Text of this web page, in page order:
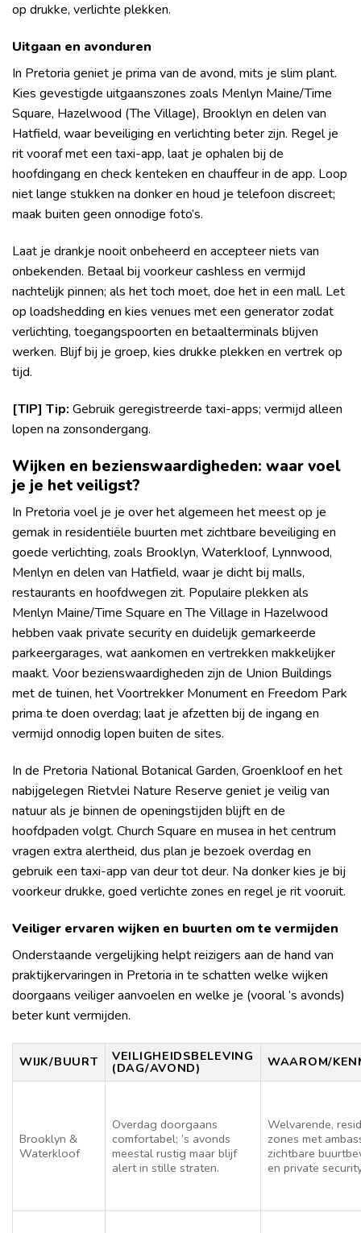
op drukke, verlichte plekken.
Uitgaan en avonduren
In Pretoria geniet je prima van de avond, mits je slim plant.
Kies gevestigde uitgaanszones zoals Menlyn Maine/Time
Square, Hazelwood (The Village), Brooklyn en delen van
Hatfield, waar beveiliging en verlichting beter zijn. Regel je
rit vooraf met een taxi-app, laat je ophalen bij de
hoofdingang en check kenteken en chauffeur in de app. Loop
niet lange stukken na donker en houd je telefoon discreet;
maak buiten geen onnodige foto’s.
Laat je drankje nooit onbeheerd en accepteer niets van
onbekenden. Betaal bij voorkeur cashless en vermijd
nachtelijk pinnen; als het toch moet, doe het in een mall. Let
op loadshedding en kies venues met een generator zodat
verlichting, toegangspoorten en betaalterminals blijven
werken. Blijf bij je groep, kies drukke plekken en vertrek op
tijd.
[TIP] Tip: Gebruik geregistreerde taxi-apps; vermijd alleen
lopen na zonsondergang.
Wijken en bezienswaardigheden: waar voel
je je het veiligst?
In Pretoria voel je je over het algemeen het meest op je
gemak in residentiële buurten met zichtbare beveiliging en
goede verlichting, zoals Brooklyn, Waterkloof, Lynnwood,
Menlyn en delen van Hatfield, waar je dicht bij malls,
restaurants en hoofdwegen zit. Populaire plekken als
Menlyn Maine/Time Square en The Village in Hazelwood
hebben vaak private security en duidelijk gemarkeerde
parkeergarages, wat aankomen en vertrekken makkelijker
maakt. Voor bezienswaardigheden zijn de Union Buildings
met de tuinen, het Voortrekker Monument en Freedom Park
prima te doen overdag; laat je afzetten bij de ingang en
vermijd onnodig lopen buiten de sites.
In de Pretoria National Botanical Garden, Groenkloof en het
nabijgelegen Rietvlei Nature Reserve geniet je veilig van
natuur als je binnen de openingstijden blijft en de
hoofdpaden volgt. Church Square en musea in het centrum
vragen extra alertheid, dus plan je bezoek overdag en
gebruik een taxi-app van deur tot deur. Na donker kies je bij
voorkeur drukke, goed verlichte zones en regel je rit vooruit.
Veiliger ervaren wijken en buurten om te vermijden
Onderstaande vergelijking helpt reizigers aan de hand van
praktijkervaringen in Pretoria in te schatten welke wijken
doorgaans veiliger aanvoelen en welke je (vooral ’s avonds)
beter kunt vermijden.
WIJK/BUURT VEILIGHEIDSBELEVING
(DAG/AVOND) WAAROM/
Brooklyn &
Waterkloof
Overdag doorgaans
comfortabel; ’s avonds
meestal rustig maar blijf
alert in stille straten.
Welvarende,
zones met
zichtbare
en private